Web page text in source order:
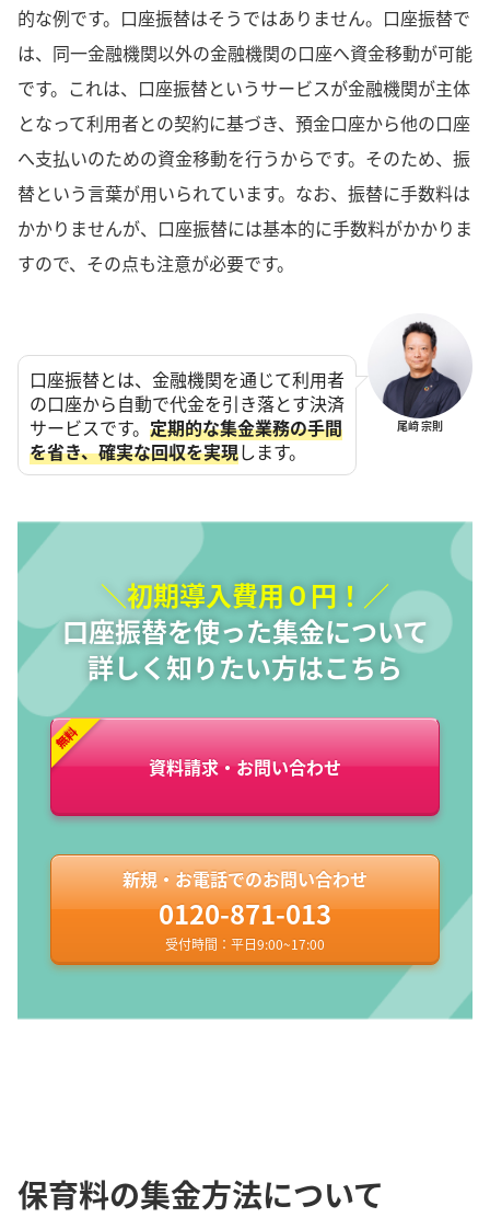
的な例です。口座振替はそうではありません。口座振替で
は、同一金融機関以外の金融機関の口座へ資金移動が可能
です。これは、口座振替というサービスが金融機関が主体
となって利用者との契約に基づき、預金口座から他の口座
へ支払いのための資金移動を行うからです。そのため、振
替という言葉が用いられています。なお、振替に手数料は
かかりませんが、口座振替には基本的に手数料がかかりま
すので、その点も注意が必要です。
口座振替とは、金融機関を通じて利用者
の口座から自動で代金を引き落とす決済
サービスです。 定期的な集金業務の手間
を省き、確実な回収を実現します。
尾﨑 宗則
＼初期導入費用０円！／
口座振替を使った集金について
詳しく知りたい方はこちら
資料請求・お問い合わせ
新規・お電話でのお問い合わせ
0120-871-013
受付時間：平日9:00~17:00
保育料の集金方法について